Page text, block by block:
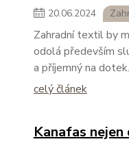
20.06.2024
Zahradní textil by
odolá především
a příjemný na dotek.
celý článek
Kanafas nejen